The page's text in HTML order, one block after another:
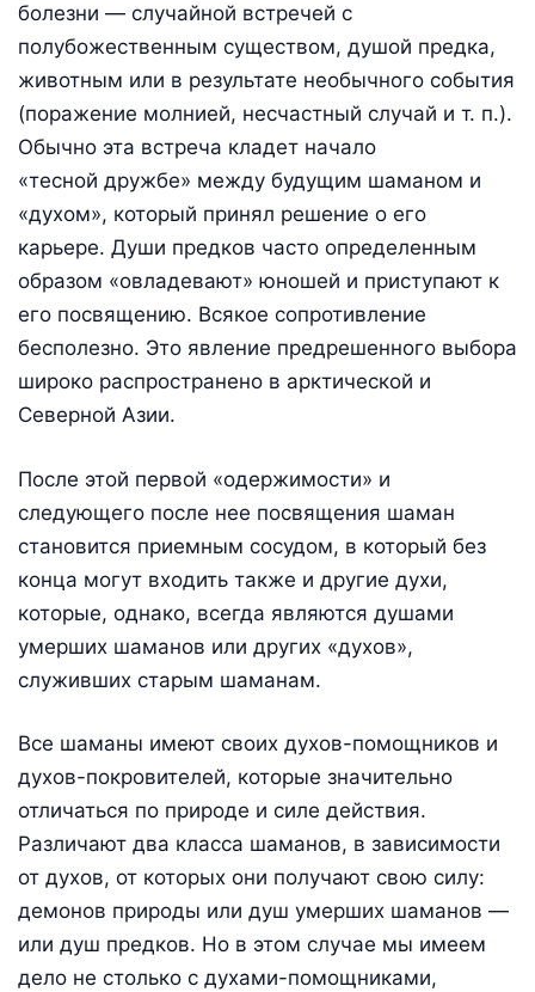
болезни — случайной встречей с
полубожественным существом, душой предка,
животным или в результате необычного события
(поражение молнией, несчастный случай и т. п.).
Обычно эта встреча кладет начало
«тесной дружбе» между будущим шаманом и
«духом», который принял решение о его
карьере. Души предков часто определенным
образом «овладевают» юношей и приступают к
его посвящению. Всякое сопротивление
бесполезно. Это явление предрешенного выбора
широко распространено в арктической и
Северной Азии.
После этой первой «одержимости» и
следующего после нее посвящения шаман
становится приемным сосудом, в который без
конца могут входить также и другие духи,
которые, однако, всегда являются душами
умерших шаманов или других «духов»,
служивших старым шаманам.
Все шаманы имеют своих духов-помощников и
духов-покровителей, которые значительно
отличаться по природе и силе действия.
Различают два класса шаманов, в зависимости
от духов, от которых они получают свою силу:
демонов природы или душ умерших шаманов —
или душ предков. Но в этом случае мы имеем
дело не столько с духами-помощниками,